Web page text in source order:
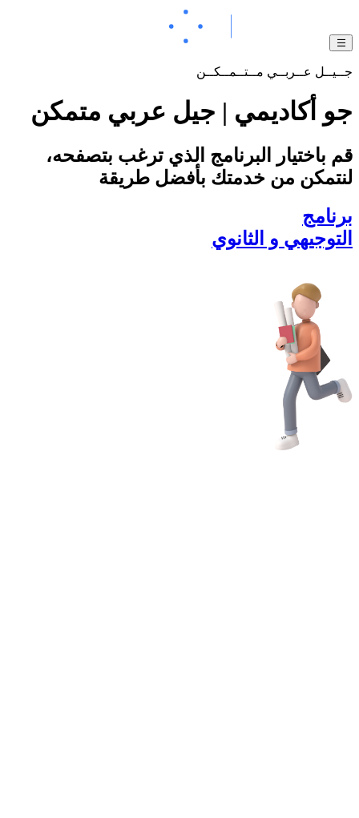
جــيــل عــربــي مــتــمــكــن
جو أكاديمي | جيل عربي متمكن
قم باختيار البرنامج الذي ترغب بتصفحه،
لنتمكن من خدمتك بأفضل طريقة
برنامج
التوجيهي و الثانوي